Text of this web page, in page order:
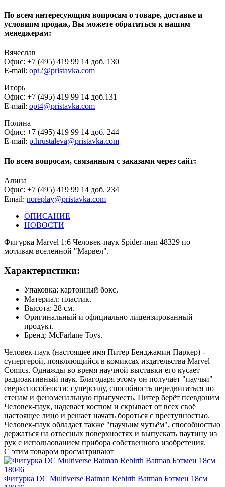
По всем интересующим вопросам о товаре, доставке и
условиям продаж, Вы можете обратиться к нашим
менеджерам:
Вячеслав
Офис: +7 (495) 419 99 14 доб. 130
E-mail: opt2@pristavka.com
Игорь
Офис: +7 (495) 419 99 14 доб.131
E-mail: opt4@pristavka.com
Полина
Офис: +7 (495) 419 99 14 доб. 244
E-mail: p.hrustaleva@pristavka.com
По всем вопросам, связанным с заказами через сайт:
Алина
Офис: +7 (495) 419 99 14 доб. 234
Email: noreplay@pristavka.com
ОПИСАНИЕ
НОВОСТИ
Фигурка Marvel 1:6 Человек-паук Spider-man 48329 по
мотивам вселенной "Марвел".
Характеристики:
Упаковка: картонный бокс.
Материал: пластик.
Высота: 28 см.
Оригинальный и официально лицензированный
продукт.
Бренд: McFarlane Toys.
Человек-паук (настоящее имя Питер Бенджамин Паркер) -
супергерой, появляющийся в комиксах издательства Marvel
Comics. Однажды во время научной выставки его кусает
радиоактивный паук. Благодаря этому он получает "паучьи"
сверхспособности: суперсилу, способность передвигаться по
стенам и феноменальную прыгучесть. Питер берёт псевдоним
Человек-паук, надевает костюм и скрывает от всех своё
настоящее лицо и решает начать бороться с преступностью.
Человек-паук обладает также "паучьим чутьём", способностью
держаться на отвесных поверхностях и выпускать паутину из
рук с использованием прибора собственного изобретения.
С этим товаром просматривают
Фигурка DC Multiverse Batman Rebirth Batman Бэтмен 18см